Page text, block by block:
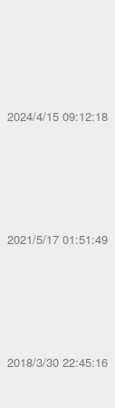
2024/4/15 09:12:18
2021/5/17 01:51:49
2018/3/30 22:45:16